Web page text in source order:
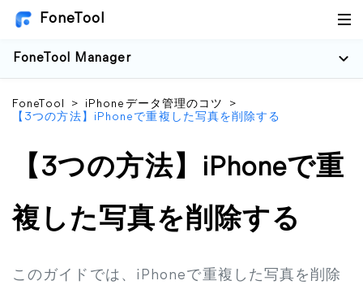
FoneTool
FoneTool Manager
FoneTool > iPhoneデータ管理のコツ
>
【3つの方法】iPhoneで重複した写真を削除する
【3つの方法】iPhoneで重
複した写真を削除する
このガイドでは、iPhoneで重複した写真を削除